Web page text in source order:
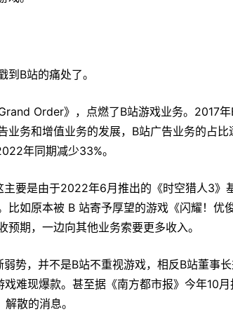
到B站的痛处了。
Order》，点燃了B站游戏业务。2017
业务和增值业务的发展，B站广告业务的占
年同期减少33%。
主要是由于2022年6月推出的《时空猎人3
比如原本被 B 站寄予厚望的游戏《闪耀！优
预期，一边向其他业务索要更多收入。
势，并不是B站不重视游戏，相反B站董事
戏难现爆款。甚至据《南方都市报》今年10
散的消息。